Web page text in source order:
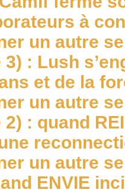
à
un autre
: Lush
et de la
un autre
: quand
un autre
ENVIE